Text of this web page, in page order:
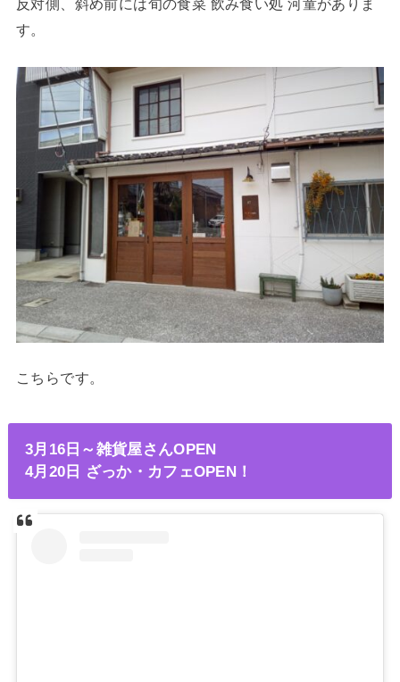
反対側、斜め前には旬の食菜 飲み食い処 河童がありま
す。
こちらです。
3月16日～雑貨屋さんOPEN
4月20日 ざっか・カフェOPEN！